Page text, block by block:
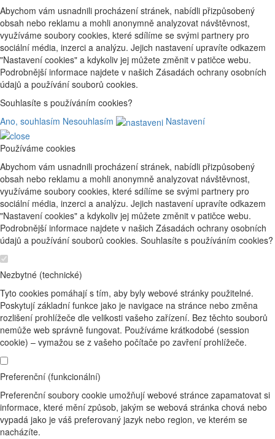
Abychom vám usnadnili procházení stránek, nabídli přizpůsobený
obsah nebo reklamu a mohli anonymně analyzovat návštěvnost,
využíváme soubory cookies, které sdílíme se svými partnery pro
sociální média, inzerci a analýzu. Jejich nastavení upravíte odkazem
"Nastavení cookies" a kdykoliv jej můžete změnit v patičce webu.
Podrobnější informace najdete v našich Zásadách ochrany osobních
údajů a používání souborů cookies.
Souhlasíte s používáním cookies?
Ano, souhlasím Nesouhlasím Nastavení
Používáme cookies
Abychom vám usnadnili procházení stránek, nabídli přizpůsobený
obsah nebo reklamu a mohli anonymně analyzovat návštěvnost,
využíváme soubory cookies, které sdílíme se svými partnery pro
sociální média, inzerci a analýzu. Jejich nastavení upravíte odkazem
"Nastavení cookies" a kdykoliv jej můžete změnit v patičce webu.
Podrobnější informace najdete v našich Zásadách ochrany osobních
údajů a používání souborů cookies. Souhlasíte s používáním cookies?
Nezbytné (technické)
Tyto cookies pomáhají s tím, aby byly webové stránky použitelné.
Poskytují základní funkce jako je navigace na stránce nebo změna
rozlišení prohlížeče dle velikosti vašeho zařízení. Bez těchto souborů
nemůže web správně fungovat. Používáme krátkodobé (session
cookie) – vymažou se z vašeho počítače po zavření prohlížeče.
Preferenční (funkcionální)
Preferenční soubory cookie umožňují webové stránce zapamatovat si
informace, které mění způsob, jakým se webová stránka chová nebo
vypadá jako je váš preferovaný jazyk nebo region, ve kterém se
nacházíte.